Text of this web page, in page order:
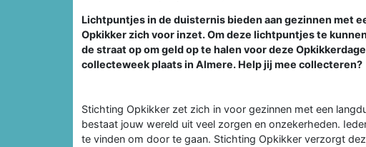
Lichtpuntjes in de duisternis bieden aan gezinnen met
Opkikker zich voor inzet. Om deze lichtpuntjes te
de straat op om geld op te halen voor deze
collecteweek plaats in Almere. Help jij mee collecteren?
Stichting Opkikker zet zich in voor gezinnen met een
bestaat jouw wereld uit veel zorgen en onzekerheden.
te vinden om door te gaan. Stichting Opkikker verzorgt